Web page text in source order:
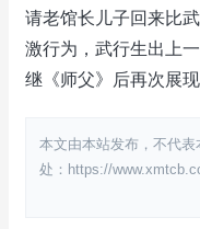
请老馆长儿子回来比
激行为，武行生出上
继《师父》后再次展
本文由本站发布，不代
处：https://